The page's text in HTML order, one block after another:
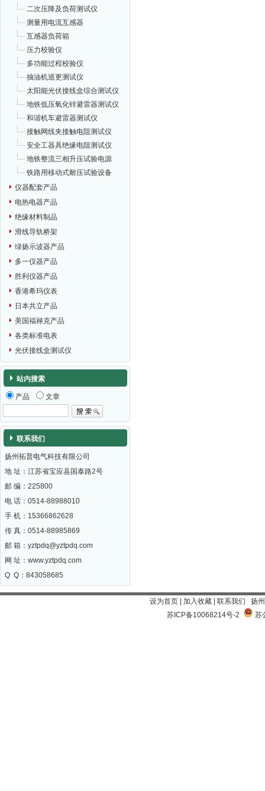
二次压降及负荷测试仪
测量用电流互感器
互感器负荷箱
压力校验仪
多功能过程校验仪
抽油机巡更测试仪
太阳能光伏接线盒综合测试仪
地铁低压氧化锌避雷器测试仪
和谐机车避雷器测试仪
接触网线夹接触电阻测试仪
安全工器具绝缘电阻测试仪
地铁整流三相升压试验电源
铁路用移动式耐压试验设备
仪器配套产品
电热电器产品
绝缘材料制品
滑线导轨桥架
绿扬示波器产品
多一仪器产品
胜利仪器产品
香港希玛仪表
日本共立产品
美国福禄克产品
各类标准电表
光伏接线盒测试仪
站内搜索
产品 文章
联系我们
扬州拓普电气科技有限公司
地 址：江苏省宝应县国泰路2号
邮 编： 225800
电 话：0514-88988010
手 机：15366862628
传 真：0514-88985869
邮 箱： yztpdq@yztpdq.com
网 址： www.yztpdq.com
Q Q：843058685
设为首页 加入收藏 联系我们 扬
苏ICP备10068214号-2
苏